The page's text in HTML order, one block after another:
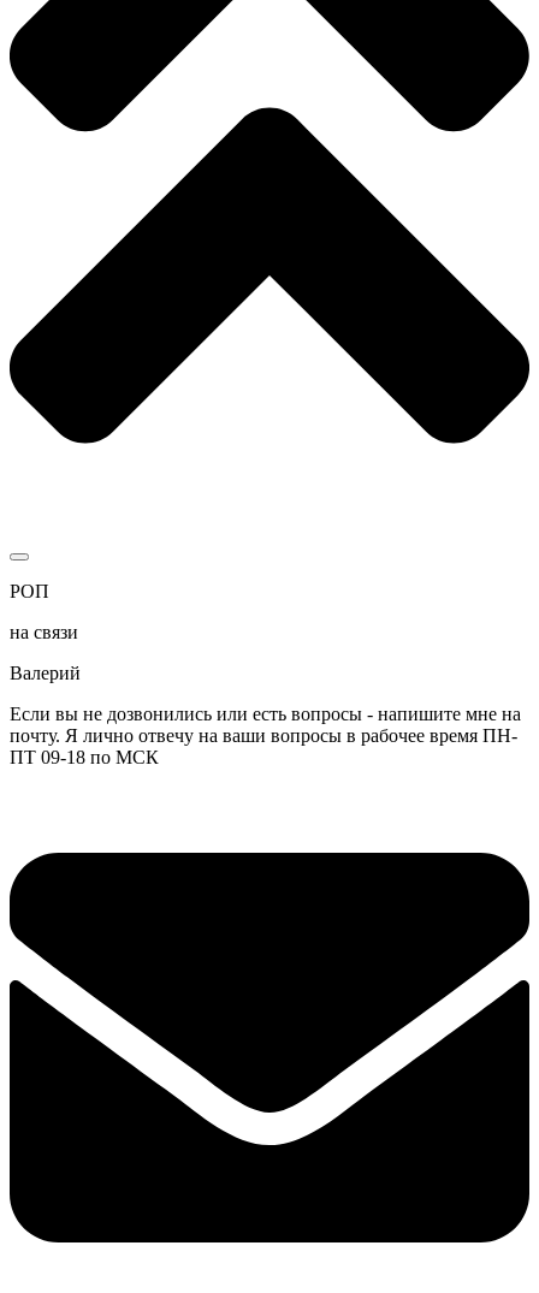
РОП
на связи
Валерий
Если вы не дозвонились или есть вопросы - напишите мне на
почту. Я лично отвечу на ваши вопросы в рабочее время ПН-
ПТ 09-18 по МСК